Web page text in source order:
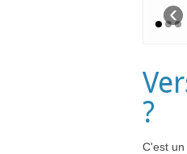
‹
?
C'est